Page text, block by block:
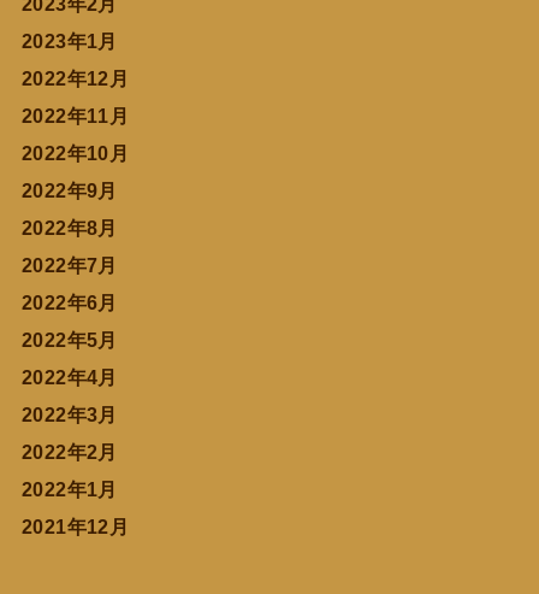
2023年1月
2022年12月
2022年11月
2022年10月
2022年9月
2022年8月
2022年7月
2022年6月
2022年5月
2022年4月
2022年3月
2022年2月
2022年1月
2021年12月